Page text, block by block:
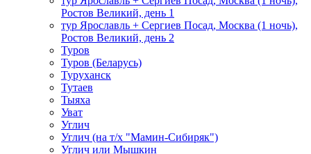
Ростов Великий, день 1
тур Ярославль + Сергиев Посад, Москва (1 ночь),
Ростов Великий, день 2
Туров
Туров (Беларусь)
Туруханск
Тутаев
Тыяха
Уват
Углич
Углич (на т/х "Мамин-Сибиряк")
Углич или Мышкин